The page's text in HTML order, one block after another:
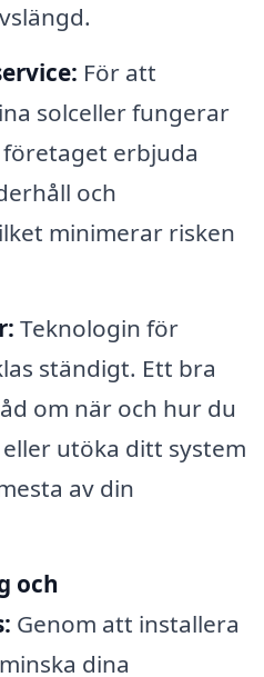
För att
solceller fungerar
företaget erbjuda
och
minimerar risken
Teknologin för
ständigt. Ett bra
om när och hur du
utöka ditt system
av din
och
Genom att installera
dina